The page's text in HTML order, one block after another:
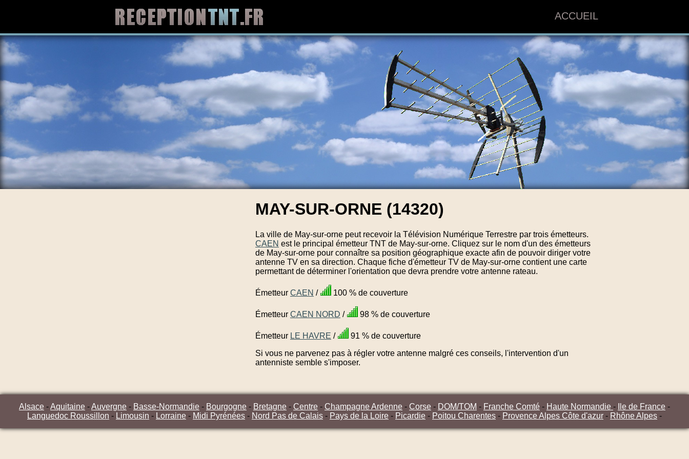
ACCUEIL
MAY-SUR-ORNE (14320)
La ville de May-sur-orne peut recevoir la Télévision Numérique Terrestre par trois émetteurs.
CAEN est le principal émetteur TNT de May-sur-orne. Cliquez sur le nom d'un des émetteurs
de May-sur-orne pour connaître sa position géographique exacte afin de pouvoir diriger votre
antenne TV en sa direction. Chaque fiche d'émetteur TV de May-sur-orne contient une carte
permettant de déterminer l'orientation que devra prendre votre antenne rateau.
Émetteur CAEN / 100 % de couverture
Émetteur CAEN NORD / 98 % de couverture
Émetteur LE HAVRE /
91 % de couverture
Si vous ne parvenez pas à régler votre antenne malgré ces conseils, l'intervention d'un
antenniste semble s'imposer.
Alsace -Aquitaine -Auvergne - Basse-Normandie - Bourgogne - Bretagne - Centre - Champagne Ardenne - Corse - DOM/TOM - Franche Comté - Haute Normandie - Ile de France -
Languedoc Roussillon - Limousin - Lorraine - Midi Pyrénées - Nord Pas de Calais - Pays de la Loire - Picardie - Poitou Charentes - Provence Alpes Côte d'azur - Rhône Alpes -